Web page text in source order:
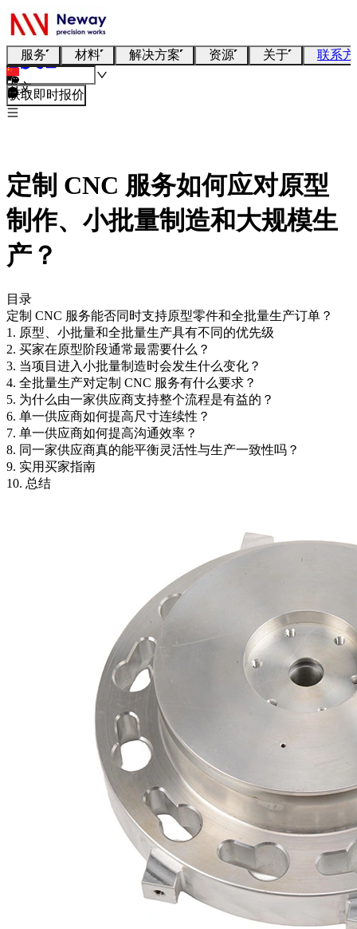
服务 材料 解决方案 资源 关于 联系
中文
获取即时报价
定制 CNC 服务如何应对原型
制作、小批量制造和大规模生
产？
目录
定制 CNC 服务能否同时支持原型零件和全批量生产订单？
1. 原型、小批量和全批量生产具有不同的优先级
2. 买家在原型阶段通常最需要什么？
3. 当项目进入小批量制造时会发生什么变化？
4. 全批量生产对定制 CNC 服务有什么要求？
5. 为什么由一家供应商支持整个流程是有益的？
6. 单一供应商如何提高尺寸连续性？
7. 单一供应商如何提高沟通效率？
8. 同一家供应商真的能平衡灵活性与生产一致性吗？
9. 实用买家指南
10. 总结